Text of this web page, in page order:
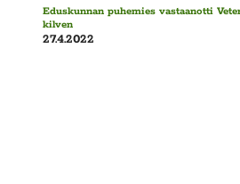
Eduskunnan puhemies vastaanotti
kilven
27.4.2022